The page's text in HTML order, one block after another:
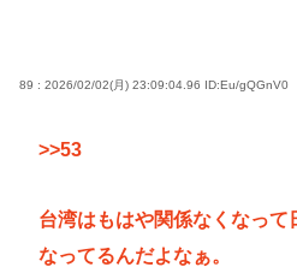
89 : 2026/02/02(月) 23:09:04.96 ID:Eu/gQGnV0
>>53
台湾はもはや関係なくなって
なってるんだよなぁ。